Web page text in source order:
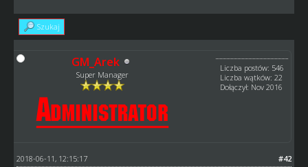
Szukaj
GM_Arek
Super Manager
Liczba postów: 546
Liczba wątków: 22
Dołączył: Nov 2016
#42
2018-06-11, 12:15:17